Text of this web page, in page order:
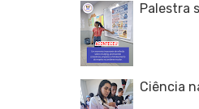
Palestra
Ciência